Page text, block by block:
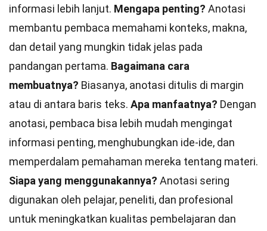
informasi lebih lanjut. Mengapa penting? Anotasi
membantu pembaca memahami konteks, makna,
dan detail yang mungkin tidak jelas pada
pandangan pertama. Bagaimana cara
membuatnya? Biasanya, anotasi ditulis di margin
atau di antara baris teks. Apa manfaatnya? Dengan
anotasi, pembaca bisa lebih mudah mengingat
informasi penting, menghubungkan ide-ide, dan
memperdalam pemahaman mereka tentang materi.
Siapa yang menggunakannya? Anotasi sering
digunakan oleh pelajar, peneliti, dan profesional
untuk meningkatkan kualitas pembelajaran dan